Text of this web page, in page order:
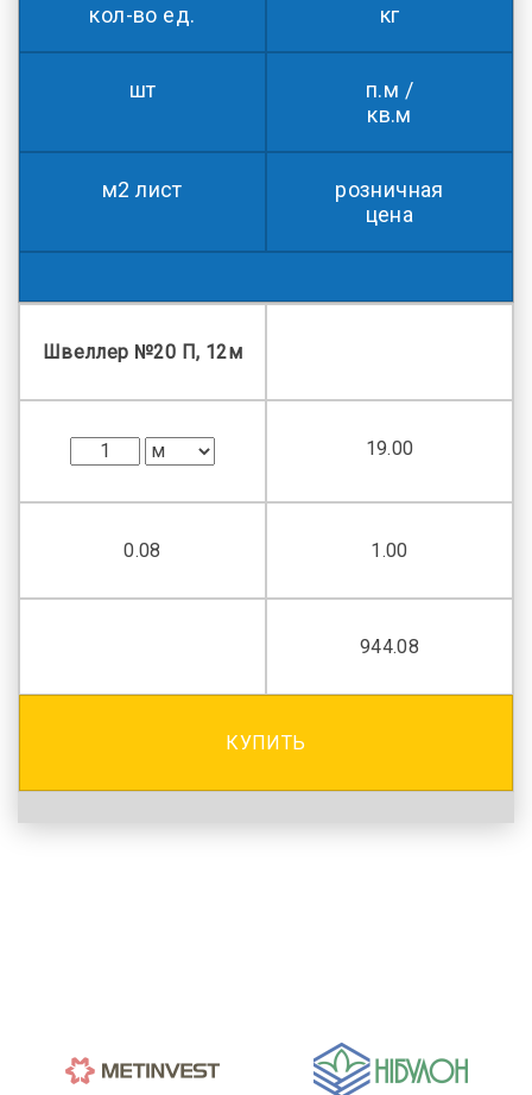
кол-во ед. кг
шт
п.м /
кв.м
м2 лист
розничная
цена
Швеллер №20 П, 12м
19.00
0.08 1.00
944.08
КУПИТЬ